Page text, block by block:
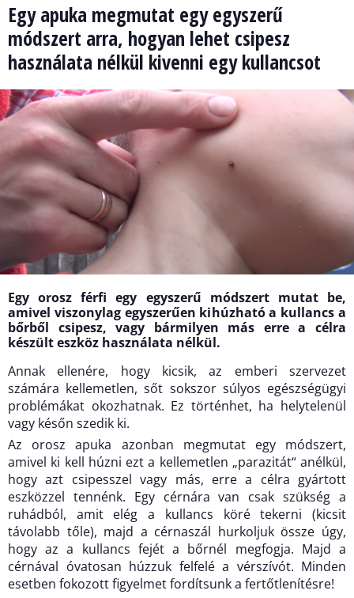
Egy apuka megmutat egy egyszerű
módszert arra, hogyan lehet csipesz
használata nélkül kivenni egy kullancsot
Egy orosz férfi egy egyszerű módszert mutat be,
amivel viszonylag egyszerűen kihúzható a kullancs a
bőrből csipesz, vagy bármilyen más erre a célra
készült eszköz használata nélkül.
Annak ellenére, hogy kicsik, az emberi szervezet
számára kellemetlen, sőt sokszor súlyos egészségügyi
problémákat okozhatnak. Ez történhet, ha helytelenül
vagy későn szedik ki.
Az orosz apuka azonban megmutat egy módszert,
amivel ki kell húzni ezt a kellemetlen „parazitát“ anélkül,
hogy azt csipesszel vagy más, erre a célra gyártott
eszközzel tennénk. Egy cérnára van csak szükség a
ruhádból, amit elég a kullancs köré tekerni (kicsit
távolabb tőle), majd a cérnaszál hurkoljuk össze úgy,
hogy az a kullancs fejét a bőrnél megfogja. Majd a
cérnával óvatosan húzzuk felfelé a vérszívót. Minden
esetben fokozott figyelmet fordítsunk a fertőtlenítésre!